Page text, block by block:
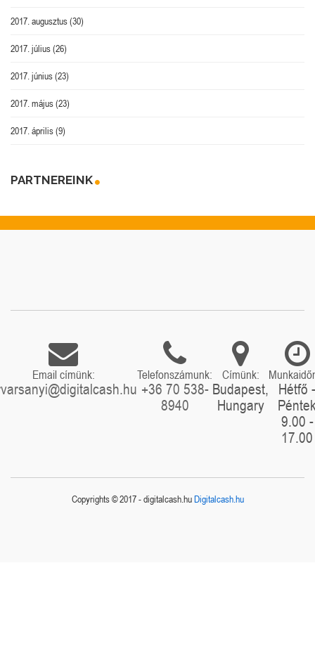
2017. augusztus(30)
2017. július(26)
2017. június(23)
2017. május(23)
2017. április(9)
PARTNEREINK
Email címünk: Telefonszámunk:
+36 70 538-
8940
Címünk:
Budapest,
Hungary
Hétfő -
9.00 -
17.00
Copyrights © 2017 - digitalcash.huDigitalcash.hu